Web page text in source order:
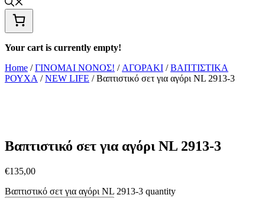
Your cart is currently empty!
Home /ΓΙΝΟΜΑΙ ΝΟΝΟΣ! / ΑΓΟΡΑΚΙ /ΒΑΠΤΙΣΤΙΚΑ
ΡΟΥΧΑ /NEW LIFE / Βαπτιστικό σετ για αγόρι NL 2913-3
Βαπτιστικό σετ για αγόρι NL 2913-3
€135,00
Βαπτιστικό σετ για αγόρι NL 2913-3 quantity